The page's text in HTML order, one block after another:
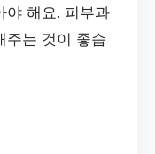
야 해요. 피부과
주는 것이 좋습